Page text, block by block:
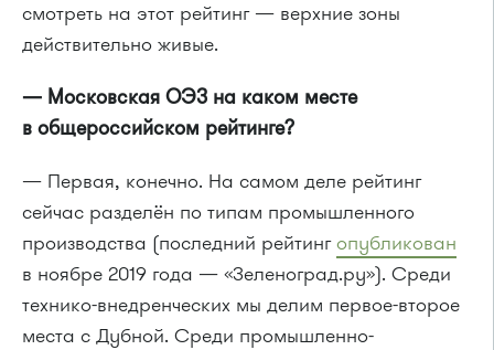
смотреть на этот рейтинг — верхние зоны
действительно живые.
— Московская ОЭЗ на каком месте
в общероссийском рейтинге?
— Первая, конечно. На самом деле рейтинг
сейчас разделён по типам промышленного
производства (последний рейтингопубликован
в ноябре 2019 года — «Зеленоград.ру»). Среди
технико-внедренческих мы делим первое-второе
места с Дубной. Среди промышленно-